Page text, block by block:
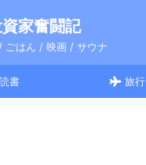
家奮闘記
はん / 映画 / サウナ
読書 旅行